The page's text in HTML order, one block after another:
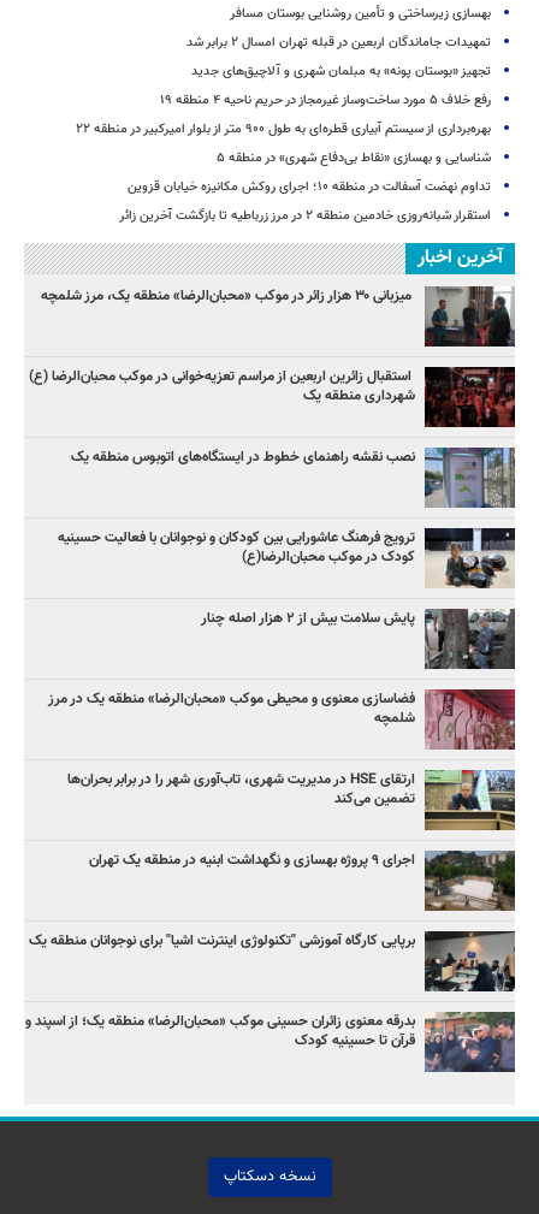
بهسازی زیرساختی و تأمین روشنایی بوستان مسافر
تمهیدات جاماندگان اربعین در قبله تهران امسال ۲ برابر شد
تجهیز «بوستان پونه» به مبلمان شهری و آلاچیق‌های جدید
رفع خلاف ۵ مورد ساخت‌وساز غیرمجاز در حریم ناحیه ۴ منطقه ۱۹
بهره‌برداری از سیستم آبیاری قطره‌ای به طول ۹۰۰ متر از بلوار امیرکبیر در منطقه ۲۲
شناسایی و بهسازی «نقاط بی‌دفاع شهری» در منطقه ۵
تداوم نهضت آسفالت در منطقه ۱۰؛ اجرای روکش مکانیزه خیابان قزوین
استقرار شبانه‌روزی خادمین منطقه ۲ در مرز زرباطیه تا بازگشت آخرین زائر
آخرین اخبار
میزبانی ۳۰ هزار زائر در موکب «محبان‌الرضا» منطقه یک، مرز شلمچه
استقبال زائرین اربعین از مراسم تعزیه‌خوانی در موکب محبان‌الرضا (ع)
شهرداری منطقه یک
نصب نقشه راهنمای خطوط ‌در ایستگاه‌های اتوبوس منطقه یک
ترویج فرهنگ عاشورایی بین کودکان و نوجوانان با فعالیت حسینیه
کودک در موکب محبان‌الرضا(ع)
پایش سلامت بیش از ۲ هزار اصله چنار
فضاسازی معنوی و محیطی موکب «محبان‌الرضا» منطقه یک در مرز
شلمچه
ارتقای HSE در مدیریت شهری، تاب‌آوری شهر را در برابر بحران‌ها
تضمین می‌کند
اجرای ۹ پروژه بهسازی و نگهداشت ابنیه در منطقه یک تهران
برپایی کارگاه آموزشی "تکنولوژی اینترنت اشیا" برای نوجوانان منطقه یک
بدرقه معنوی زائران حسینی موکب «محبان‌الرضا» منطقه یک؛ از اسپند و
قرآن تا حسینیه کودک
نسخه دسکتاپ